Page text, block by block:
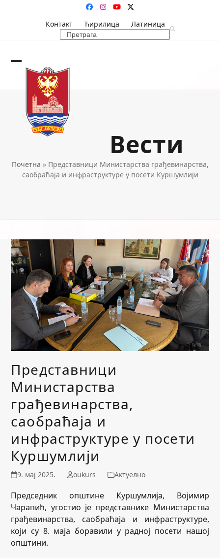
Facebook
Instagram
YouTubeTwitter
Контакт
Ћирилица
Латиница
Search
Open
mobile
menu
Close
mobile
menu
Вести
Почетна » Представници Министарства грађевинарства,
саобраћаја и инфраструктуре у посети Куршумлији
Представници
Министарства
грађевинарства,
саобраћаја и
инфраструктуре у посети
Куршумлији
9. мај 2025. oukurs Актуелно
Председник општине Куршумлија, Војимир
Чарапић, угостио је представнике Министарства
грађевинарства, саобраћаја и инфраструктуре,
који су 8. маја боравили у радној посети нашој
општини.